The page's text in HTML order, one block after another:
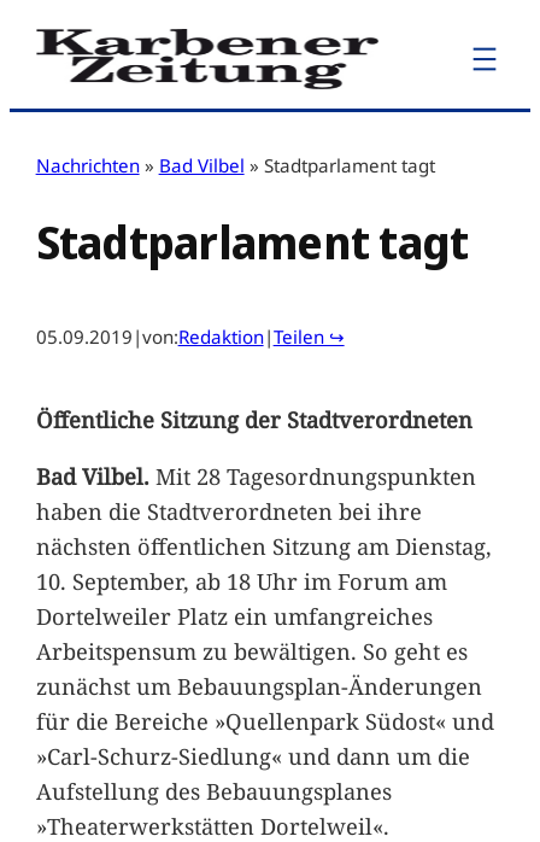
Zum
Inhalt
Nachrichten » Bad Vilbel » Stadtparlament tagt
Stadtparlament tagt
05.09.2019 |von:Redaktion|Teilen ↪
Öffentliche Sitzung der Stadtverordneten
Bad Vilbel.Mit 28 Tagesordnungspunkten
haben die Stadtverordneten bei ihre
nächsten öffentlichen Sitzung am Dienstag,
10. September, ab 18 Uhr im Forum am
Dortelweiler Platz ein umfangreiches
Arbeitspensum zu bewältigen. So geht es
zunächst um Bebauungsplan-Änderungen
für die Bereiche »Quellenpark Südost« und
»Carl-Schurz-Siedlung« und dann um die
Aufstellung des Bebauungsplanes
»Theaterwerkstätten Dortelweil«.